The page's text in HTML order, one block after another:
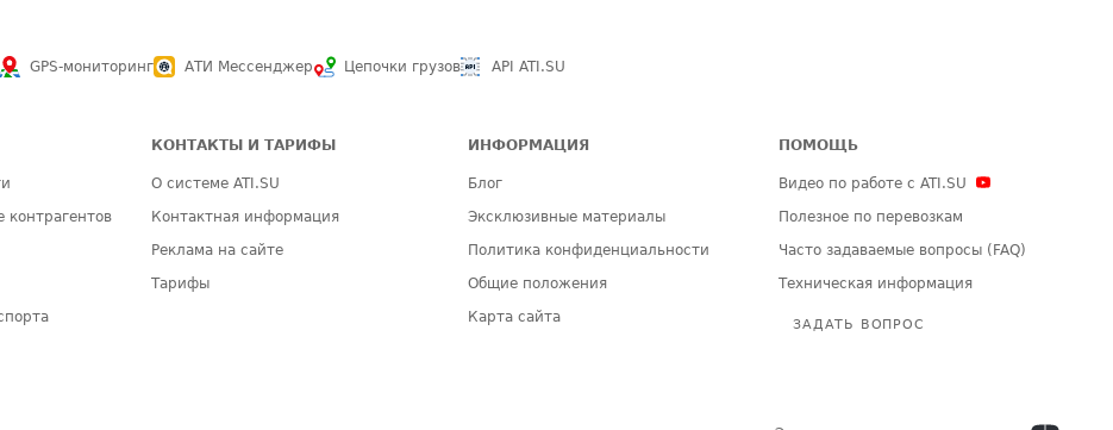
GPS-мониторинг АТИ Мессенджер Цепочки грузов API ATI.SU
контрагентов
КОНТАКТЫ И ТАРИФЫ
О системе ATI.SU
Контактная информация
Реклама на сайте
Тарифы
ИНФОРМАЦИЯ
Блог
Эксклюзивные материалы
Политика конфиденциальности
Общие положения
Карта сайта
ПОМОЩЬ
Видео по работе с ATI.SU
Полезное по перевозкам
Часто задаваемые вопросы (FAQ)
Техническая информация
ЗАДАТЬ ВОПРОС